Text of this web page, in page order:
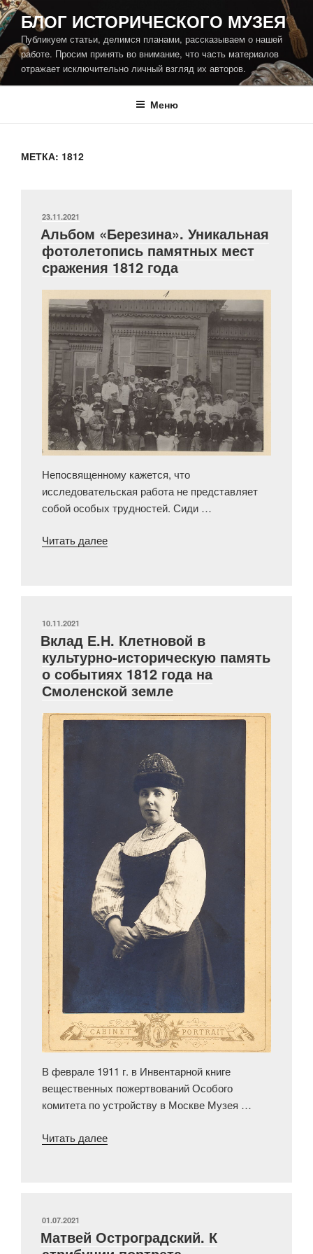
Перейти
к
содержимому
БЛОГ ИСТОРИЧЕСКОГО МУЗЕЯ
Публикуем статьи, делимся планами, рассказываем о нашей
работе. Просим принять во внимание, что часть материалов
отражает исключительно личный взгляд их авторов.
Меню
МЕТКА: 1812
ОПУБЛИКОВАНО
23.11.2021
Альбом «Березина». Уникальная
фотолетопись памятных мест
сражения 1812 года
Непосвященному кажется, что
исследовательская работа не представляет
собой особых трудностей. Сиди …
Читать далее«Альбом
сражения
1812
года»
ОПУБЛИКОВАНО
10.11.2021
Вклад Е.Н. Клетновой в
культурно-историческую память
о событиях 1812 года на
Смоленской земле
В феврале 1911 г. в Инвентарной книге
вещественных пожертвований Особого
комитета по устройству в Москве Музея …
Читать далее«Вклад
память
ОПУБЛИКОВАНО
01.07.2021
Матвей Остроградский. К